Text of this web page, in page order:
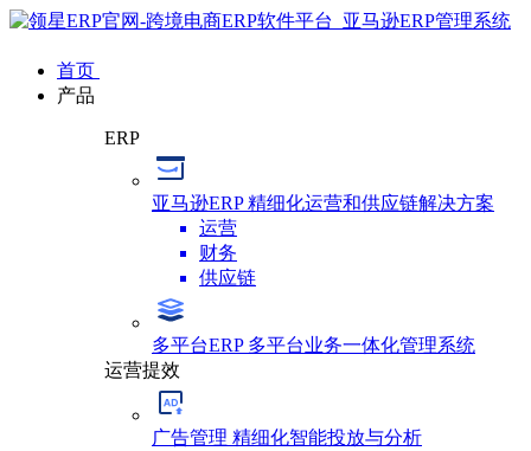
首页
产品
ERP
亚马逊ERP精细化运营和供应链解决方案
运营
财务
供应链
多平台ERP 多平台业务一体化管理系统
运营提效
广告管理 精细化智能投放与分析